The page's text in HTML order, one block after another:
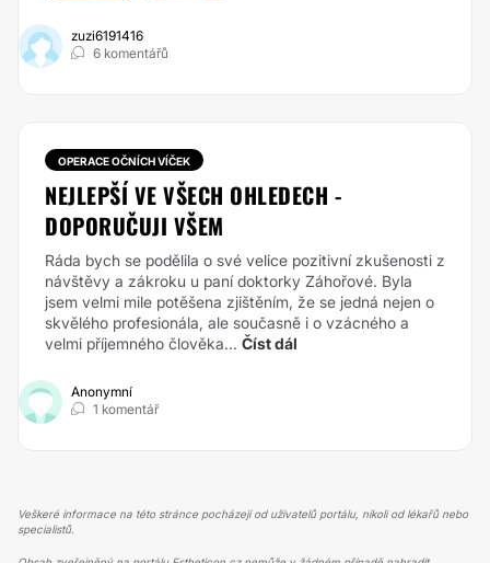
zuzi6191416
6 komentářů
OPERACE OČNÍCH VÍČEK
NEJLEPŠÍ VE VŠECH OHLEDECH -
DOPORUČUJI VŠEM
Ráda bych se podělila o své velice pozitivní zkušenosti z
návštěvy a zákroku u paní doktorky Záhořové. Byla
jsem velmi mile potěšena zjištěním, že se jedná nejen o
skvělého profesionála, ale současně i o vzácného a
velmi příjemného člověka... Číst dál
Anonymní
1 komentář
Veškeré informace na této stránce pocházejí od uživatelů portálu, nikoli od lékařů nebo
specialistů.